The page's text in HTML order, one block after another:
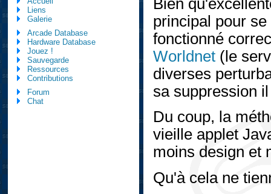
Bien
principal pour
fonctionné
Worldnet(le
diverses
sa suppression
Du coup, la
vieille applet
moins design et
Qu'à cela ne
Liens
Galerie
Arcade Database
Hardware Database
Jouez !
Sauvegarde
Ressources
Contributions
Forum
Chat